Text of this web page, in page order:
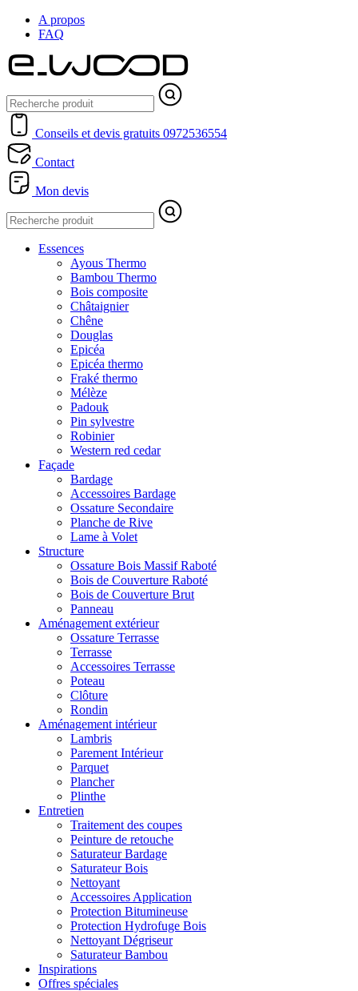
A propos
FAQ
Conseils et devis gratuits 0972536554
Contact
Mon devis
Essences
Ayous Thermo
Bambou Thermo
Bois composite
Châtaignier
Chêne
Douglas
Epicéa
Epicéa thermo
Fraké thermo
Mélèze
Padouk
Pin sylvestre
Robinier
Western red cedar
Façade
Bardage
Accessoires Bardage
Ossature Secondaire
Planche de Rive
Lame à Volet
Structure
Ossature Bois Massif Raboté
Bois de Couverture Raboté
Bois de Couverture Brut
Panneau
Aménagement extérieur
Ossature Terrasse
Terrasse
Accessoires Terrasse
Poteau
Clôture
Rondin
Aménagement intérieur
Lambris
Parement Intérieur
Parquet
Plancher
Plinthe
Entretien
Traitement des coupes
Peinture de retouche
Saturateur Bardage
Saturateur Bois
Nettoyant
Accessoires Application
Protection Bitumineuse
Protection Hydrofuge Bois
Nettoyant Dégriseur
Saturateur Bambou
Inspirations
Offres spéciales